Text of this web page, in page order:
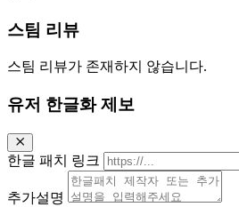
스팀 리뷰
스팀 리뷰가 존재하지 않습니다.
유저 한글화 제보
한글 패치 링크
추가설명